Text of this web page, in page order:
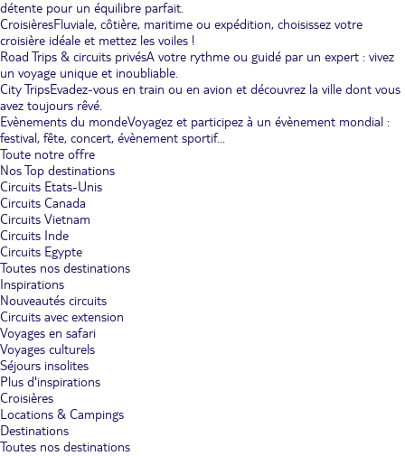
détente pour un équilibre parfait.
CroisièresFluviale, côtière, maritime ou expédition, choisissez votre
croisière idéale et mettez les voiles !
Road Trips & circuits privésA votre rythme ou guidé par un expert : vivez
un voyage unique et inoubliable.
City TripsEvadez-vous en train ou en avion et découvrez la ville dont vous
avez toujours rêvé.
Evènements du mondeVoyagez et participez à un évènement mondial :
festival, fête, concert, évènement sportif...
Toute notre offre
Nos Top destinations
Circuits Etats-Unis
Circuits Canada
Circuits Vietnam
Circuits Inde
Circuits Egypte
Toutes nos destinations
Inspirations
Nouveautés circuits
Circuits avec extension
Voyages en safari
Voyages culturels
Séjours insolites
Plus d'inspirations
Croisières
Locations & Campings
Destinations
Toutes nos destinations